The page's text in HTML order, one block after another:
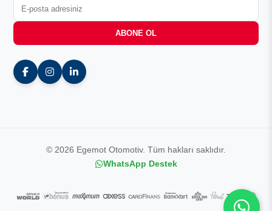
ABONE OL
© 2026 Egemot Otomotiv. Tüm hakları saklıdır.
WhatsApp Destek